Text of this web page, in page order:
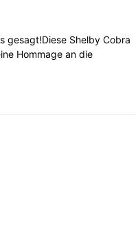
gesagt!Diese Shelby Cobra
Hommage an die